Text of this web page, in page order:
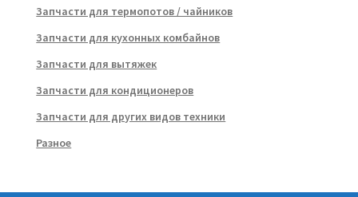
Запчасти для термопотов / чайников
Запчасти для кухонных комбайнов
Запчасти для вытяжек
Запчасти для кондиционеров
Запчасти для других видов техники
Разное